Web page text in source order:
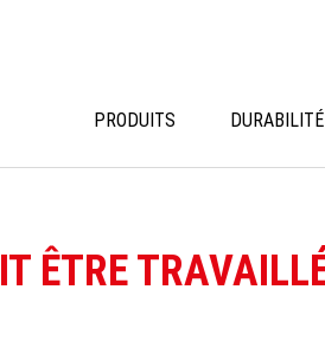
PRODUITS DURABILITÉ
ÊTRE